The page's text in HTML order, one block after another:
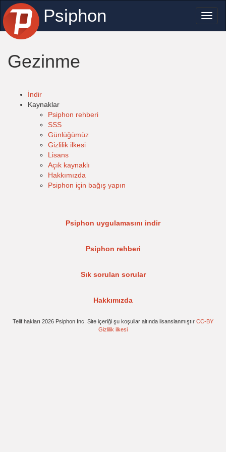
Psiphon
Gezinme
İndir
Kaynaklar
Psiphon rehberi
SSS
Günlüğümüz
Gizlilik ilkesi
Lisans
Açık kaynaklı
Hakkımızda
Psiphon için bağış yapın
Psiphon uygulamasını indir
Psiphon rehberi
Sık sorulan sorular
Hakkımızda
Telif hakları 2026 Psiphon Inc. Site içeriği şu koşullar altında lisanslanmıştır CC-BY
Gizlilik ilkesi